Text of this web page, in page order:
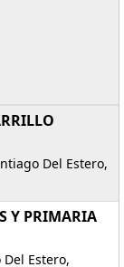
Del Estero,
Y PRIMARIA
Del Estero,